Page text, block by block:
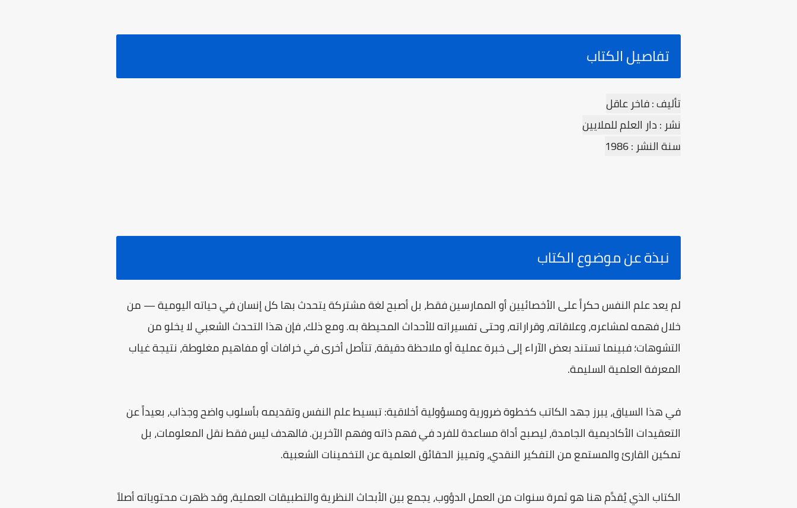
تفاصيل الكتاب
تأليف : فاخر عاقل
نشر : دار العلم للملايين
سنة النشر : 1986
نبذة عن موضوع الكتاب
لم يعد علم النفس حكراً على الأخصائيين أو الممارسين فقط، بل أصبح لغة مشتركة يتحدث بها كل إنسان في حياته اليومية — من
خلال فهمه لمشاعره، وعلاقاته، وقراراته، وحتى تفسيراته للأحداث المحيطة به. ومع ذلك، فإن هذا التحدث الشعبي لا يخلو من
التشوهات؛ فبينما تستند بعض الآراء إلى خبرة عملية أو ملاحظة دقيقة، تتأصل أخرى في خرافات أو مفاهيم مغلوطة، نتيجة غياب
المعرفة العلمية السليمة.
في هذا السياق، يبرز جهد الكاتب كخطوة ضرورية ومسؤولية أخلاقية: تبسيط علم النفس وتقديمه بأسلوب واضح وجذاب، بعيداً عن
التعقيدات الأكاديمية الجامدة، ليصبح أداة مساعدة للفرد في فهم ذاته وفهم الآخرين. فالهدف ليس فقط نقل المعلومات، بل
تمكين القارئ والمستمع من التفكير النقدي، وتمييز الحقائق العلمية عن التخمينات الشعبية.
الكتاب الذي يُقدَّم هنا هو ثمرة سنوات من العمل الدؤوب، يجمع بين الأبحاث النظرية والتطبيقات العملية، وقد ظهرت محتوياته أصلاً